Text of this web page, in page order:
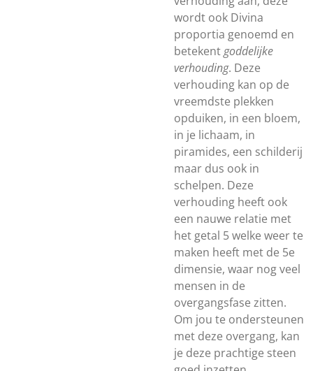
wordt ook Divina
proportia genoemd en
betekentgoddelijke
verhouding. Deze
verhouding kan op de
vreemdste plekken
opduiken, in een bloem,
in je lichaam, in
piramides, een schilderij
maar dus ook in
schelpen. Deze
verhouding heeft ook
een nauwe relatie met
het getal 5 welke weer te
maken heeft met de 5e
dimensie, waar nog veel
mensen in de
overgangsfase zitten.
Om jou te ondersteunen
met deze overgang, kan
je deze prachtige steen